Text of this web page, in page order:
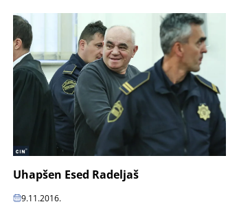
Uhapšen Esed Radeljaš
9.11.2016.